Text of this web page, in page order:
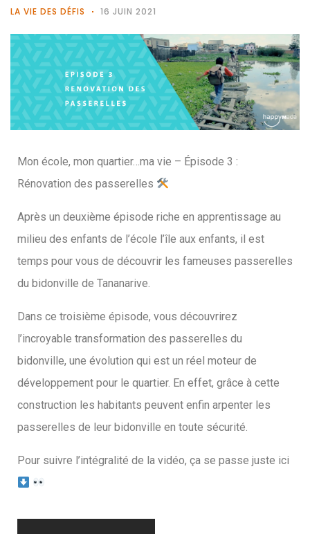
LA VIE DES DÉFIS 16 JUIN 2021
Mon école, mon quartier…ma vie – Épisode 3 :
Rénovation des passerelles
Après un deuxième épisode riche en apprentissage au
milieu des enfants de l’école l’île aux enfants, il est
temps pour vous de découvrir les fameuses passerelles
du bidonville de Tananarive.
Dans ce troisième épisode, vous découvrirez
l’incroyable transformation des passerelles du
bidonville, une évolution qui est un réel moteur de
développement pour le quartier. En effet, grâce à cette
construction les habitants peuvent enfin arpenter les
passerelles de leur bidonville en toute sécurité.
Pour suivre l’intégralité de la vidéo, ça se passe juste ici